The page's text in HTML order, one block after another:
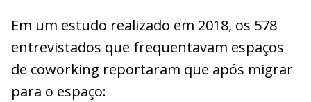
Em um estudo realizado em 2018, os 578
entrevistados que frequentavam espaços
de coworking reportaram que após migrar
para o espaço: